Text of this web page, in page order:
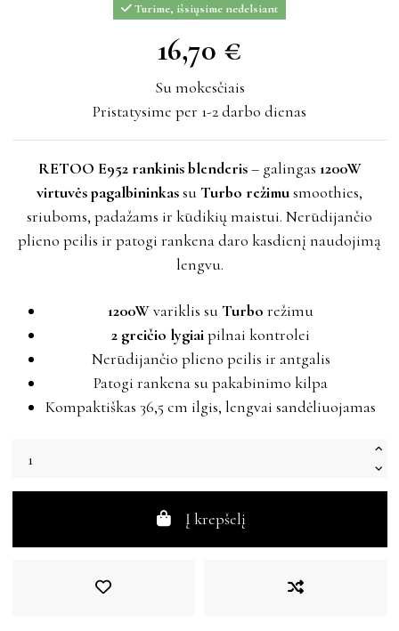
Turime, išsiųsime nedelsiant
16,70 €
16,70 €
Su mokesčiais
Pristatysime per 1-2 darbo dienas
RETOO E952 rankinis blenderis– galingas 1200W
virtuvės pagalbininkassuTurbo režimusmoothies,
sriuboms, padažams ir kūdikių maistui. Nerūdijančio
plieno peilis ir patogi rankena daro kasdienį naudojimą
lengvu.
1200Wvariklis suTurbo režimu
2 greičio lygiaipilnai kontrolei
Nerūdijančio plieno peilis ir antgalis
Patogi rankena su pakabinimo kilpa
Kompaktiškas 36,5 cm ilgis, lengvai sandėliuojamas
Į krepšelį